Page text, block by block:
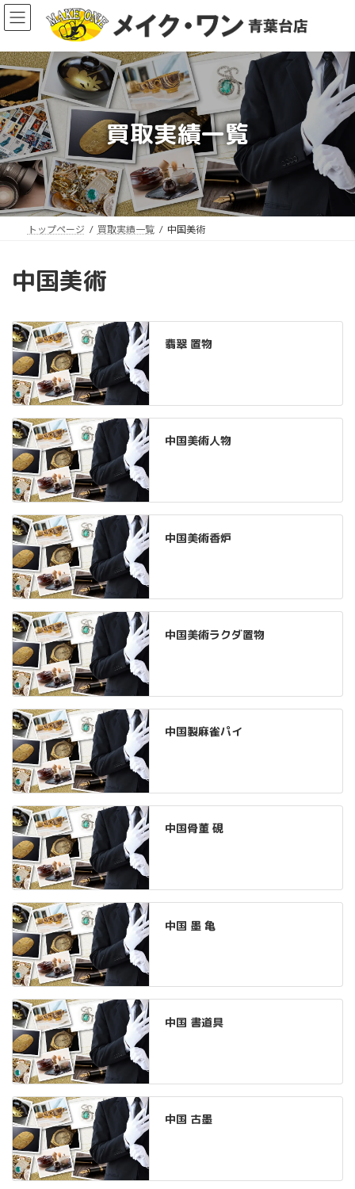
コ
ン
ン
ツ
へ
ス
キ
ッ
プ
ナ
ビ
ー
シ
ョ
ン
に
移
動
買取実績一覧
トップページ 買取実績一覧 中国美術
中国美術
翡翠 置物
中国美術人物
中国美術香炉
中国美術ラクダ置物
中国製麻雀パイ
中国骨董 硯
中国 墨 亀
中国 書道具
中国 古墨
ア
コ
ン
リ
ク